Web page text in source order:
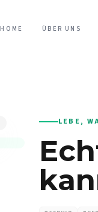
HOME ÜBER UNS
LEBE,